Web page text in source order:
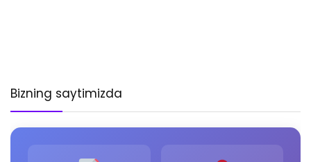
Bizning saytimizda